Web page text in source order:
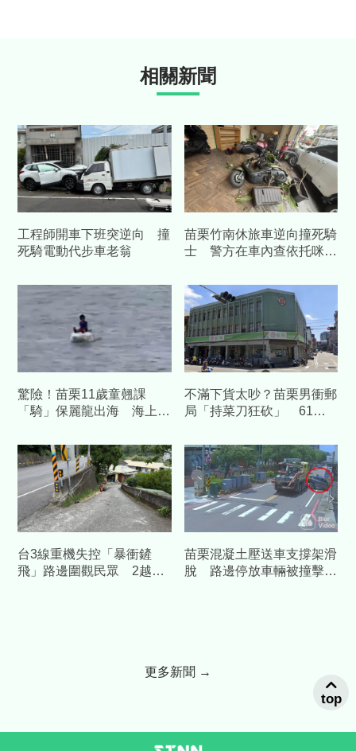
相關新聞
工程師開車下班突逆向 撞
死騎電動代步車老翁
苗栗竹南休旅車逆向撞死騎
士 警方在車內查依托咪酯
驚險！苗栗11歲童翹課
「騎」保麗龍出海 海上漂
不滿下貨太吵？苗栗男衝郵
局「持菜刀狂砍」 61歲
台3線重機失控「暴衝鏟
飛」路邊圍觀民眾 2越籍
苗栗混凝土壓送車支撐架滑
脫 路邊停放車輛被撞擊成
更多新聞 →
top